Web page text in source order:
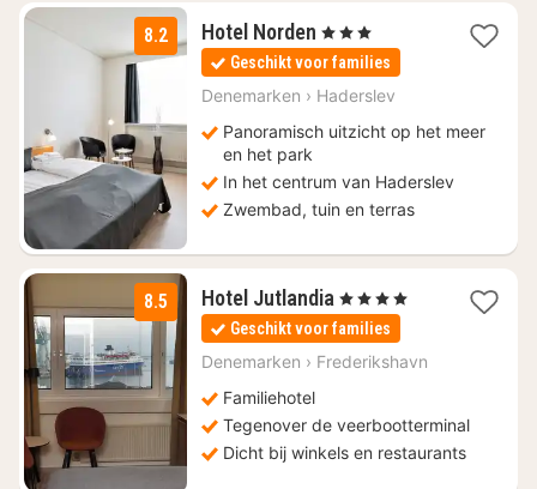
8.2 Hotel Norden 1
nacht
vanaf
€
, 3 Sterren
Geschikt voor families
Denemarken › Haderslev
Panoramisch uitzicht op het meer
en het park
In het centrum van Haderslev
Zwembad, tuin en terras
8.5 Hotel Jutlandia 3
nachten
vanaf
€
, 4 Sterren
Geschikt voor families
Denemarken › Frederikshavn
Familiehotel
Tegenover de veerbootterminal
Dicht bij winkels en restaurants